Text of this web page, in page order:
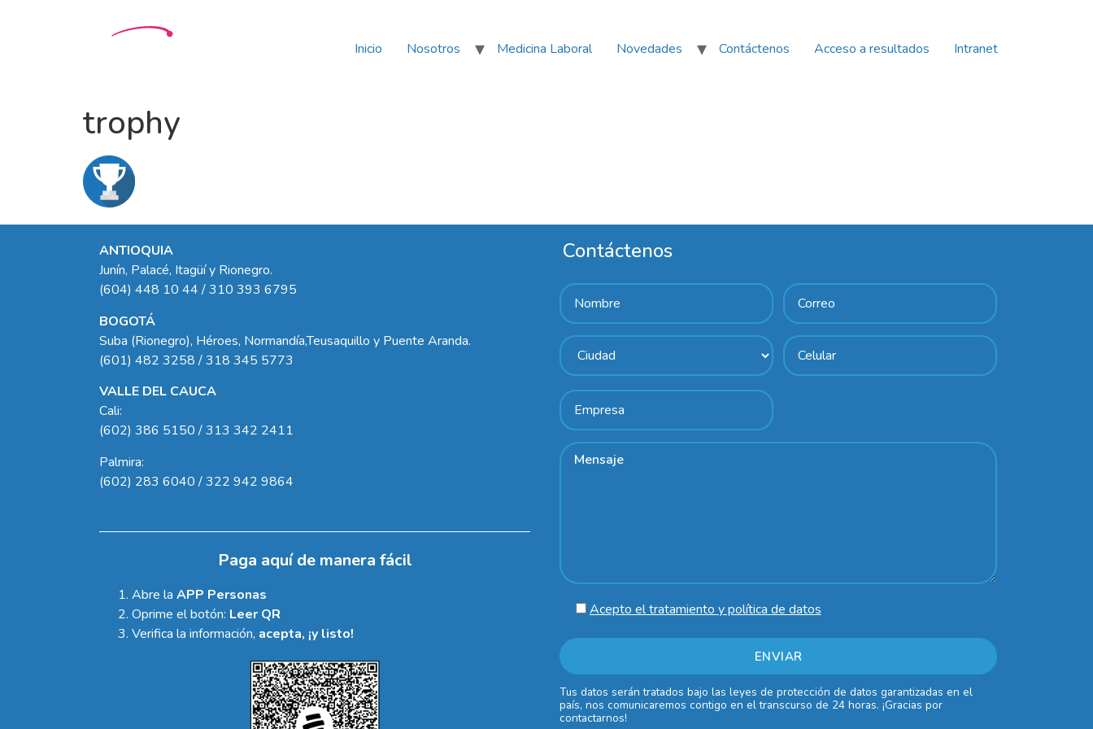
Inicio Nosotros Medicina Laboral Novedades Contáctenos Acceso a resultados Intranet
trophy
ANTIOQUIA
Junín, Palacé, Itagüí y Rionegro.
(604) 448 10 44 / 310 393 6795
BOGOTÁ
Suba (Rionegro), Héroes, Normandía,Teusaquillo y Puente Aranda.
(601) 482 3258 / 318 345 5773
VALLE DEL CAUCA
Cali:
(602) 386 5150 / 313 342 2411
Palmira:
(602) 283 6040 / 322 942 9864
Paga aquí de manera fácil
Abre la APP Personas
Oprime el botón: Leer QR
Verifica la información, acepta, ¡y listo!
Contáctenos
Acepto el tratamiento y política de datos
Tus datos serán tratados bajo las leyes de protección de datos garantizadas en el
país, nos comunicaremos contigo en el transcurso de 24 horas. ¡Gracias por
contactarnos!